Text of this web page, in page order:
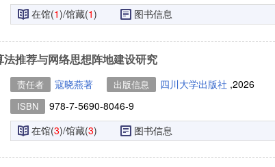
在馆(1)/馆藏(1) 图书信息
法推荐与网络思想阵地建设研究
责任者 寇晓燕著 出版信息 四川大学出版社 ,2026
ISBN
978-7-5690-8046-9
在馆(3)/馆藏(3) 图书信息